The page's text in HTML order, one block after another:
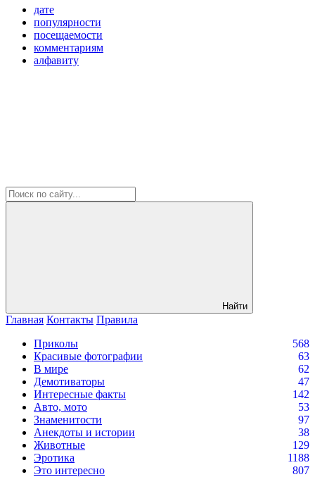
дате
популярности
посещаемости
комментариям
алфавиту
Найти
Главная Контакты Правила
Приколы
568
Красивые фотографии
63
В мире
62
Демотиваторы
47
Интересные факты
142
Авто, мото
53
Знаменитости
97
Анекдоты и истории
38
Животные
129
Эротика
1188
Это интересно
807